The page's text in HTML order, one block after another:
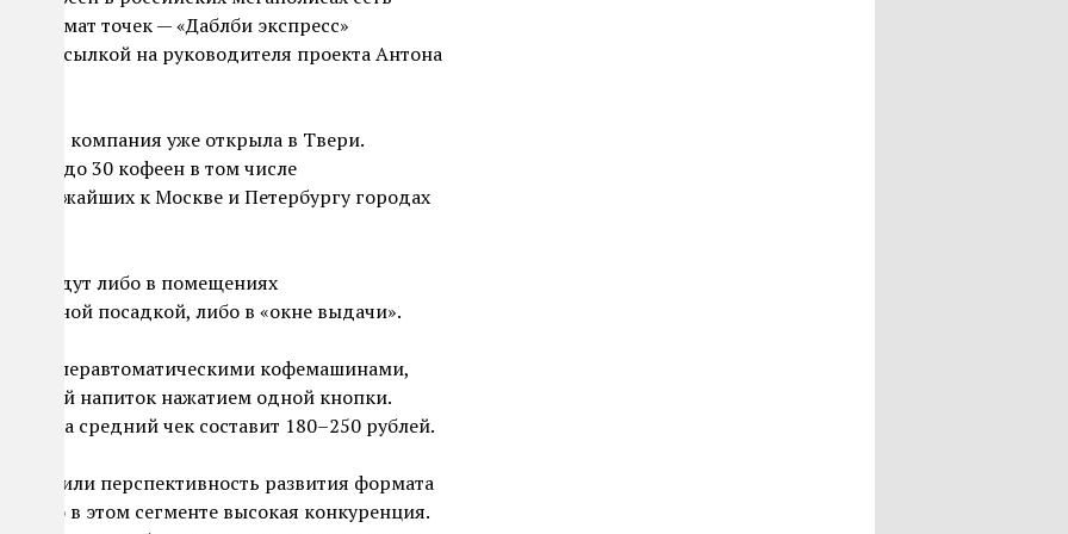
формат точек — «Даблби экспресс»
со ссылкой на руководителя проекта Антона
компания уже открыла в Твери.
еще до 30 кофеен в том числе
в ближайших к Москве и Петербургу городах
будут либо в помещениях
посадкой, либо в «окне выдачи».
суперавтоматическими кофемашинами,
напиток нажатием одной кнопки.
меню, а средний чек составит 180–250 рублей.
отметили перспективность развития формата
что в этом сегменте высокая конкуренция.